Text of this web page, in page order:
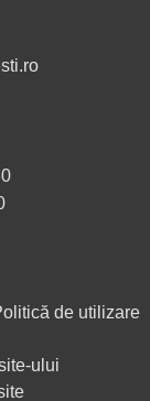
de utilizare
ului